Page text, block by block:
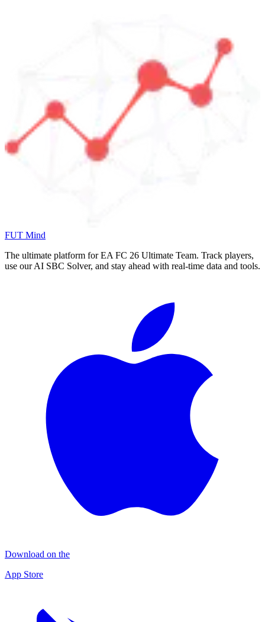
FUT Mind
The ultimate platform for EA FC 26 Ultimate Team. Track players,
use our AI SBC Solver, and stay ahead with real-time data and tools.
Download on the
App Store